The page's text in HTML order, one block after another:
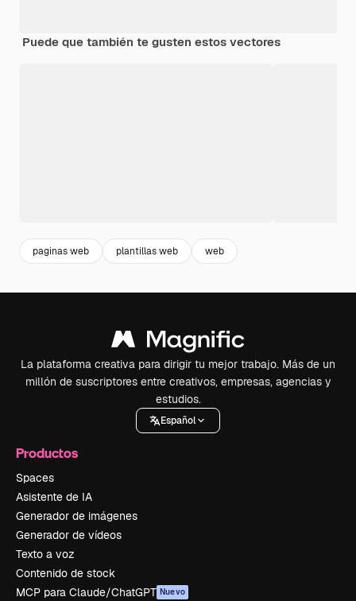
Puede que también te gusten estos vectores
paginas web plantillas web web
La plataforma creativa para dirigir tu mejor trabajo. Más de un
millón de suscriptores entre creativos, empresas, agencias y
estudios.
Español
Productos
Spaces
Asistente de IA
Generador de imágenes
Generador de vídeos
Texto a voz
Contenido de stock
MCP para Claude/ChatGPT Nuevo